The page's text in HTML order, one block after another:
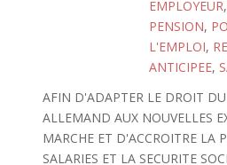
EMPLOYEUR,
PENSION,
L'EMPLOI,
ANTICIPEE,
AFIN D'ADAPTER LE DROIT
ALLEMAND AUX NOUVELLES
MARCHE ET D'ACCROITRE LA
SALARIES ET LA SECURITE